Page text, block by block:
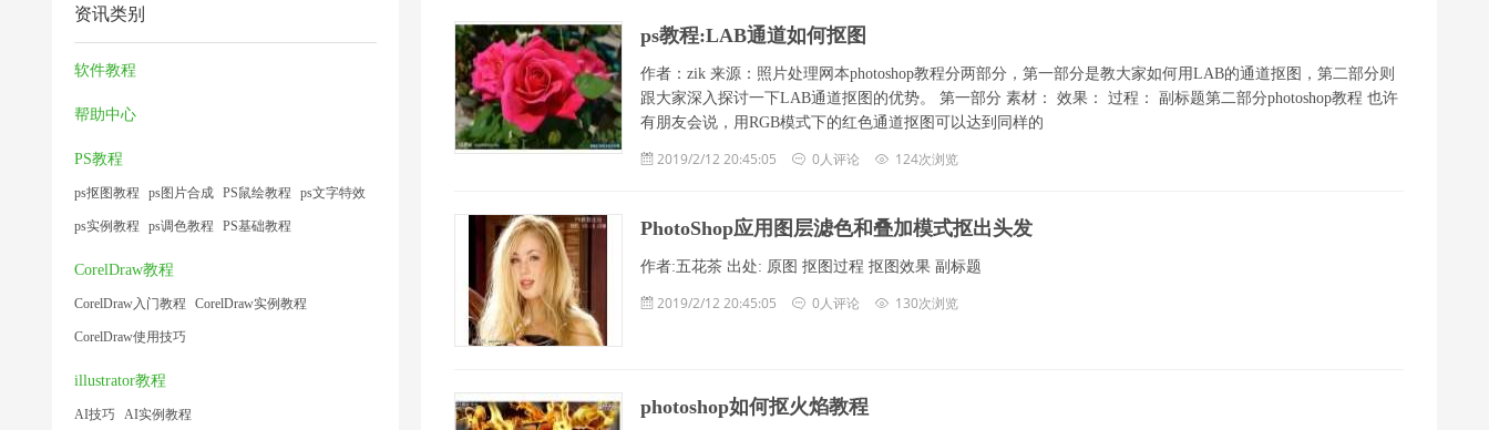
资讯类别
软件教程
帮助中心
PS教程
ps抠图教程 ps图片合成 PS鼠绘教程 ps文字特效
ps实例教程 ps调色教程 PS基础教程
CorelDraw教程
CorelDraw入门教程 CorelDraw实例教程
CorelDraw使用技巧
illustrator教程
AI技巧 AI实例教程
ps教程:LAB通道如何抠图
作者：zik 来源：照片处理网本photoshop教程分两部分，第一部分是教大家如何用LAB的通道抠图，第二部分则
跟大家深入探讨一下LAB通道抠图的优势。 第一部分 素材： 效果： 过程： 副标题第二部分photoshop教程 也许
有朋友会说，用RGB模式下的红色通道抠图可以达到同样的
2019/2/12 20:45:05 0人评论 124次浏览
PhotoShop应用图层滤色和叠加模式抠出头发
作者:五花茶 出处: 原图 抠图过程 抠图效果 副标题
2019/2/12 20:45:05 0人评论 130次浏览
photoshop如何抠火焰教程